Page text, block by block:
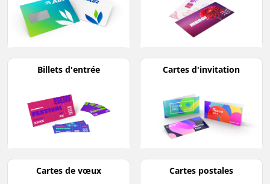
Billets d'entrée Cartes d'invitation
Cartes de vœux Cartes postales